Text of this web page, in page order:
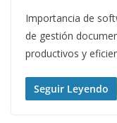
Importancia de
de gestión
productivos y
Seguir Leyendo